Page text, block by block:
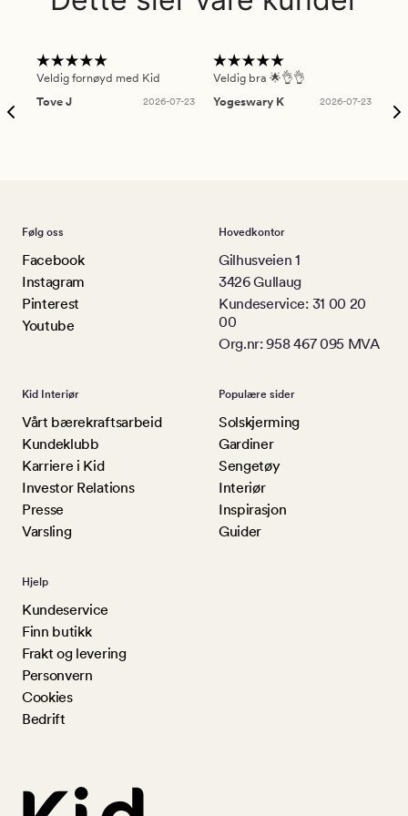
Veldig fornøyd med Kid
Tove J
2026-07-23
Veldig bra 🌟👌👌
Yogeswary K
2026-07-23
Følg oss
Facebook
Instagram
Pinterest
Youtube
Hovedkontor
Gilhusveien 1
3426 Gullaug
Kundeservice: 31 00 20
00
Org.nr: 958 467 095 MVA
Kid Interiør
Vårt bærekraftsarbeid
Kundeklubb
Karriere i Kid
Investor Relations
Presse
Varsling
Populære sider
Solskjerming
Gardiner
Sengetøy
Interiør
Inspirasjon
Guider
Hjelp
Kundeservice
Finn butikk
Frakt og levering
Personvern
Cookies
Bedrift